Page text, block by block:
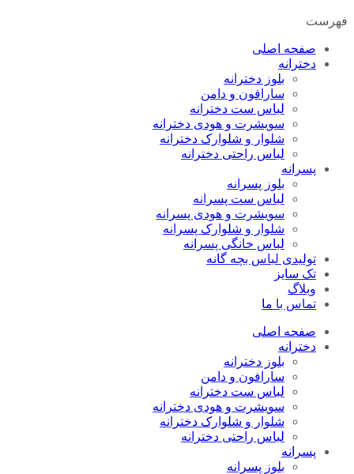
فهرست
صفحه اصلی
دخترانه
بلوز دخترانه
سارافون و دامن
لباس ست دخترانه
سویشرت و هودی دخترانه
شلوار و شلوارک دخترانه
لباس راحتی دخترانه
پسرانه
بلوز پسرانه
لباس ست پسرانه
سویشرت و هودی پسرانه
شلوار و شلوارک پسرانه
لباس خانگی پسرانه
تولیدی لباس بچه گانه
تک سایز
وبلاگ
تماس با ما
صفحه اصلی
دخترانه
بلوز دخترانه
سارافون و دامن
لباس ست دخترانه
سویشرت و هودی دخترانه
شلوار و شلوارک دخترانه
لباس راحتی دخترانه
پسرانه
بلوز پسرانه